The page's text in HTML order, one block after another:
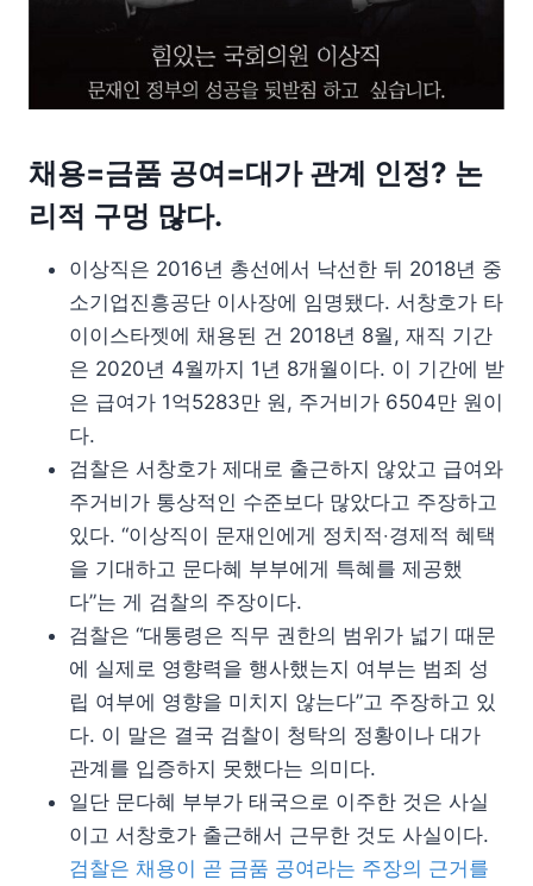
채용=금품 공여=대가 관계 인정? 논
리적 구멍 많다.
이상직은 2016년 총선에서 낙선한 뒤 2018년 중
소기업진흥공단 이사장에 임명됐다. 서창호가 타
이이스타젯에 채용된 건 2018년 8월, 재직 기간
은 2020년 4월까지 1년 8개월이다. 이 기간에 받
은 급여가 1억5283만 원, 주거비가 6504만 원이
다.
검찰은 서창호가 제대로 출근하지 않았고 급여와
주거비가 통상적인 수준보다 많았다고 주장하고
있다. “이상직이 문재인에게 정치적‧경제적 혜택
을 기대하고 문다혜 부부에게 특혜를 제공했
다”는 게 검찰의 주장이다.
검찰은 “대통령은 직무 권한의 범위가 넓기 때문
에 실제로 영향력을 행사했는지 여부는 범죄 성
립 여부에 영향을 미치지 않는다”고 주장하고 있
다. 이 말은 결국 검찰이 청탁의 정황이나 대가
관계를 입증하지 못했다는 의미다.
일단 문다혜 부부가 태국으로 이주한 것은 사실
이고 서창호가 출근해서 근무한 것도 사실이다.
검찰은 채용이 곧 금품 공여라는 주장의 근거를